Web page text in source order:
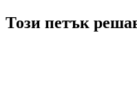
Този петък